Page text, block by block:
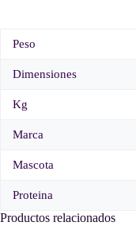
Peso
Dimensiones
Kg
Marca
Mascota
Proteina
Productos relacionados